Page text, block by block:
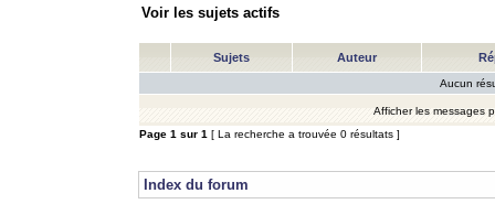
Voir les sujets actifs
Sujets Auteur
Aucun
Afficher les messages
Page 1 sur 1 [ La recherche a trouvée 0 résultats ]
Index du forum